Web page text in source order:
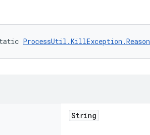
ProcessUtil.KillException.Reason
String